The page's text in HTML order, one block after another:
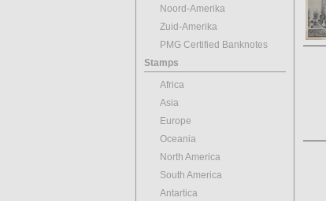
Noord-Amerika
Zuid-Amerika
PMG Certified Banknotes
Stamps
Africa
Asia
Europe
Oceania
North America
South America
Antartica